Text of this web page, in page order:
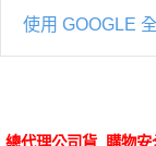
使用 GOOGLE